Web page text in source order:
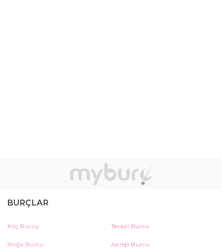
BURÇLAR
Koç Burcu Terazi Burcu
Boğa Burcu Akrep Burcu